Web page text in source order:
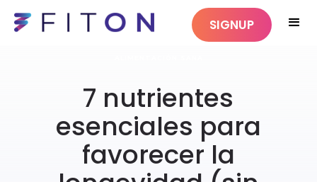
SIGNUP
7 nutrientes
esenciales para
favorecer la